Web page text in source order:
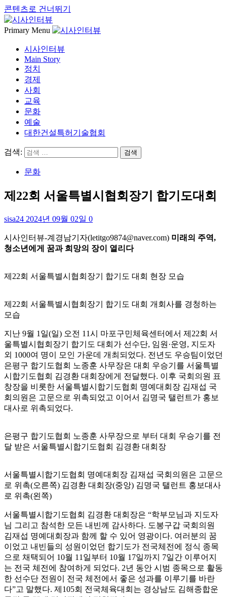
콘텐츠로 건너뛰기
Primary Menu
시사인터뷰
Main Story
정치
경제
사회
교육
문화
예술
대한건설특허기술협회
검색:
문화
제22회 서울특별시협회장기 합기도대회
sisa24 2024년 09월 02일 0
시사인터뷰-계경남기자(letitgo9874@naver.com) 미래의 주역,
청소년에게 꿈과 희망의 장이 열리다
제22회 서울특별시협회장기 합기도 대회 현장 모습
제22회 서울특별시협회장기 합기도 대회 개회사를 경청하는
모습
지난 9월 1일(일) 오전 11시 마포구민체육센터에서 제22회 서
울특별시협회장기 합기도 대회가 선수단, 임원·운영, 지도자
외 1000여 명이 모인 가운데 개최되었다. 전년도 우승팀이었던
은평구 합기도협회 노종훈 사무장은 대회 우승기를 서울특별
시합기도협회 김경환 대회장에게 전달했다. 이후 국회의원 표
창장을 비롯한 서울특별시합기도협회 명예대회장 김재섭 국
회의원은 고문으로 위촉되었고 이어서 김명국 탤런트가 홍보
대사로 위촉되었다.
은평구 합기도협회 노종훈 사무장으로 부터 대회 우승기를 전
달 받은 서울특별시합기도협회 김경환 대회장
서울특별시합기도협회 명예대회장 김재섭 국회의원은 고문으
로 위촉(오른쪽) 김경환 대회장(중앙) 김명국 탤런트 홍보대사
로 위촉(왼쪽)
서울특별시합기도협회 김경환 대회장은 “학부모님과 지도자
님 그리고 참석한 모든 내빈께 감사하다. 도봉구갑 국회의원
김재섭 명예대회장과 함께 할 수 있어 영광이다. 여러분의 꿈
이었고 내빈들의 성원이었던 합기도가 전국체전에 정식 종목
으로 채택되어 10월 11일부터 10월 17일까지 7일간 이루어지
는 전국 체전에 참여하게 되었다. 2년 동안 시범 종목으로 활동
한 선수단 전원이 전국 체전에서 좋은 성과를 이루기를 바란
다”고 말했다. 제105회 전국체육대회는 경상남도 김해종합운